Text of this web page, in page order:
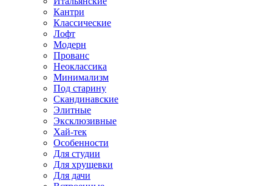
Кантри
Классические
Лофт
Модерн
Прованс
Неоклассика
Минимализм
Под старину
Скандинавские
Элитные
Эксклюзивные
Хай-тек
Особенности
Для студии
Для хрущевки
Для дачи